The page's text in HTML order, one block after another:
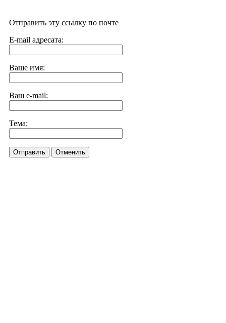
Отправить эту ссылку по почте
E-mail адресата:
Ваше имя:
Ваш e-mail:
Тема:
Отправить Отменить